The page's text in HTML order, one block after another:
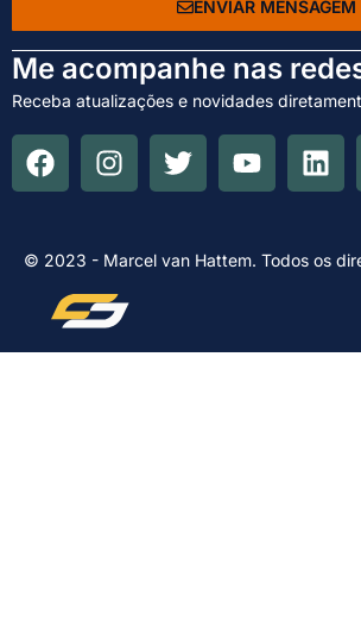
ENVIAR MENSAGEM
Me acompanhe nas
Receba atualizações e novidades
© 2023 - Marcel van Hattem. Todos os